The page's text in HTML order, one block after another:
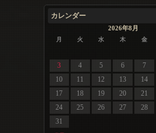
カレンダー
2026年8月
月 火 水 木 金
3
4 5 6 7
10
11 12 13 14
17
18 19 20 21
24
25 26 27 28
31